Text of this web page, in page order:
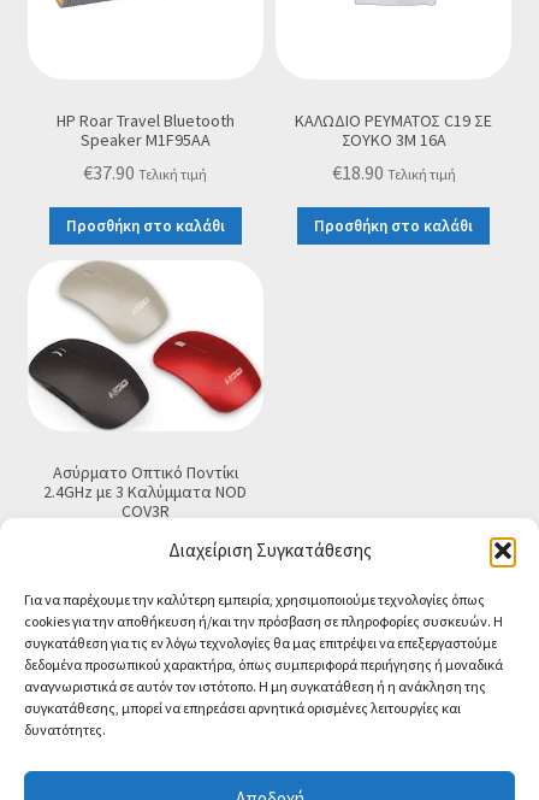
Διαχείριση Συγκατάθεσης
Για να παρέχουμε την καλύτερη εμπειρία, χρησιμοποιούμε τεχνολογίες όπως
cookies για την αποθήκευση ή/και την πρόσβαση σε πληροφορίες συσκευών. Η
συγκατάθεση για τις εν λόγω τεχνολογίες θα μας επιτρέψει να επεξεργαστούμε
δεδομένα προσωπικού χαρακτήρα, όπως συμπεριφορά περιήγησης ή μοναδικά
αναγνωριστικά σε αυτόν τον ιστότοπο. Η μη συγκατάθεση ή η ανάκληση της
συγκατάθεσης, μπορεί να επηρεάσει αρνητικά ορισμένες λειτουργίες και
δυνατότητες.
HP Roar Travel Bluetooth
Speaker M1F95AA
€37.90 Τελική τιμή
Προσθήκη στο καλάθι
ΚΑΛΩΔΙΟ ΡΕΥΜΑΤΟΣ C19 ΣΕ
ΣΟΥΚΟ 3M 16A
€18.90 Τελική τιμή
Προσθήκη στο καλάθι
Ασύρματο Οπτικό Ποντίκι
2.4GHz με 3 Καλύμματα NOD
COV3R
Τελική τιμή
Προσθήκη στο καλάθι
© CA-MICROLAND 2026